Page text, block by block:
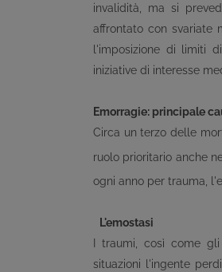
invalidità, ma si
affrontato con svariate
l'imposizione di limiti
iniziative di interesse
Emorragie: principale
Circa un terzo delle
ruolo prioritario anche
ogni anno per trauma,
L'emostasi
I traumi, così come
situazioni l'ingente